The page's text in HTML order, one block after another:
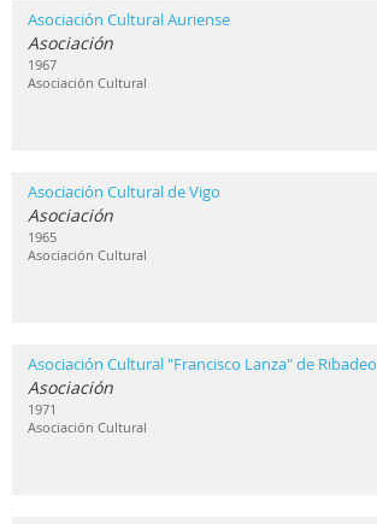
Asociación Cultural Auriense
Asociación
1967
Asociación Cultural
Asociación Cultural de Vigo
Asociación
1965
Asociación Cultural
Asociación Cultural "Francisco Lanza" de Ribadeo
Asociación
1971
Asociación Cultural